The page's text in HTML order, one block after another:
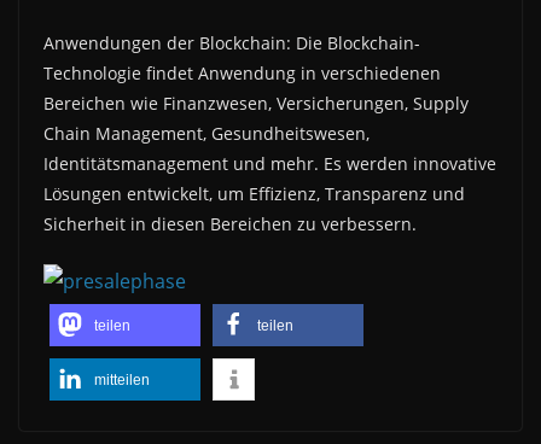
Anwendungen der Blockchain: Die Blockchain-
Technologie findet Anwendung in verschiedenen
Bereichen wie Finanzwesen, Versicherungen, Supply
Chain Management, Gesundheitswesen,
Identitätsmanagement und mehr. Es werden innovative
Lösungen entwickelt, um Effizienz, Transparenz und
Sicherheit in diesen Bereichen zu verbessern.
teilen teilen
mitteilen